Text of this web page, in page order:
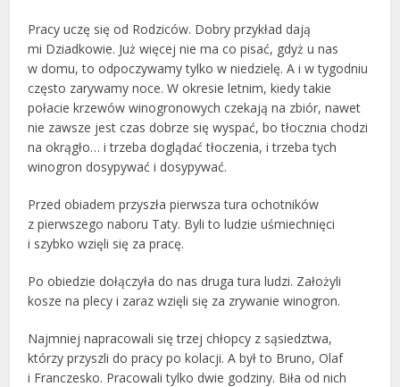
Pracy uczę się od Rodziców. Dobry przykład dają
mi Dziadkowie. Już więcej nie ma co pisać, gdyż u nas
w domu, to odpoczywamy tylko w niedzielę. A i w tygodniu
często zarywamy noce. W okresie letnim, kiedy takie
połacie krzewów winogronowych czekają na zbiór, nawet
nie zawsze jest czas dobrze się wyspać, bo tłocznia chodzi
na okrągło… i trzeba doglądać tłoczenia, i trzeba tych
winogron dosypywać i dosypywać.
Przed obiadem przyszła pierwsza tura ochotników
z pierwszego naboru Taty. Byli to ludzie uśmiechnięci
i szybko wzięli się za pracę.
Po obiedzie dołączyła do nas druga tura ludzi. Założyli
kosze na plecy i zaraz wzięli się za zrywanie winogron.
Najmniej napracowali się trzej chłopcy z sąsiedztwa,
którzy przyszli do pracy po kolacji. A był to Bruno, Olaf
i Franczesko. Pracowali tylko dwie godziny. Biła od nich